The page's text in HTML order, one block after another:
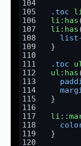
.toc
li :has
li :has
list-
  }
.toc
ul :has
  }
li
  }